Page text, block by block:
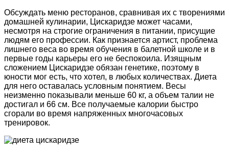
Обсуждать меню ресторанов, сравнивая их с творениями
домашней кулинарии, Цискаридзе может часами,
несмотря на строгие ограничения в питании, присущие
людям его профессии. Как признается артист, проблема
лишнего веса во время обучения в балетной школе и в
первые годы карьеры его не беспокоила. Изящным
сложением Цискаридзе обязан генетике, поэтому в
юности мог есть, что хотел, в любых количествах. Диета
для него оставалась условным понятием. Весы
неизменно показывали меньше 60 кг, а объем талии не
достигал и 66 см. Все получаемые калории быстро
сгорали во время напряженных многочасовых
тренировок.